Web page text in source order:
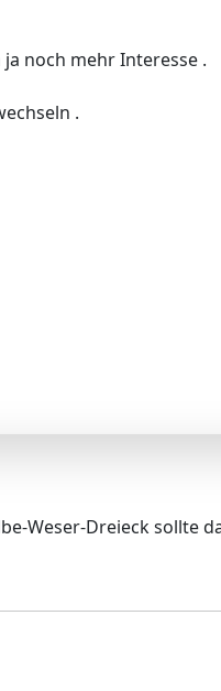
noch mehr Interesse .
.
Weser-Dreieck sollte